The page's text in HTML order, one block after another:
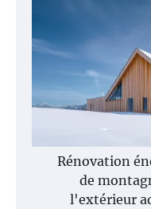
Rénovation
de
l'extérieur